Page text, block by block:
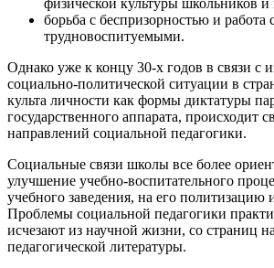
борьба с беспризорностью и работа
трудновоспитуемыми.
Однако уже к концу 30-х годов в связи с
социально-политической ситуации в
культа личности как формы диктатуры
государственного аппарата, происходит
направлений социальной педагогики.
Социальные связи школы все более
улучшение учебно-воспитательного
учебного заведения, на его политизацию
Проблемы социальной педагогики
исчезают из научной жизни, со страниц
педагогической литературы.